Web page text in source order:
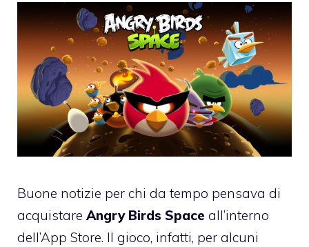
Buone notizie per chi da tempo pensava di
acquistare Angry Birds Space all’interno
dell’App Store. Il gioco, infatti, per alcuni